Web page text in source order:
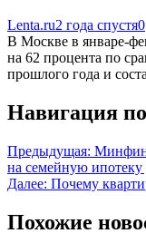
Lenta.ru2 года спустя0
В Москве в январе-
на 62 процента по
прошлого года и
Навигация
Предыдущая: Минфин
на семейную ипотеку
Далее: Почему
Похожие